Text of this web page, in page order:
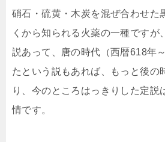
硝石・硫黄・木炭を混ぜ合わせた
くから知られる火薬の一種ですが
説あって、唐の時代（西暦618年
たという説もあれば、もっと後の
り、今のところはっきりした定説
情です。